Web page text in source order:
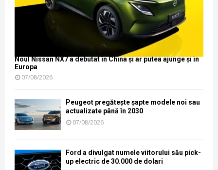
Noul Nissan NX7 a debutat în China și ar putea ajunge și în
Europa
07/08/2026
Peugeot pregătește șapte modele noi sau
actualizate până în 2030
07/08/2026
Ford a divulgat numele viitorului său pick-
up electric de 30.000 de dolari